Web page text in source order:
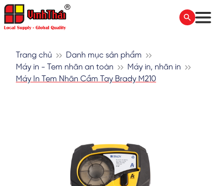
Trang chủ
Danh mục sản phẩm
Máy in - Tem nhãn an toàn
Máy in, nhãn in
Máy In Tem Nhãn Cầm Tay Brady M210